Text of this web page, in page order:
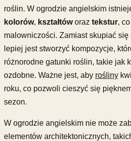
roślin. W ogrodzie angielskim
kolorów, kształtóworaz tekstur,
malowniczości. Zamiast skupiać
lepiej jest stworzyć kompozycje,
różnorodne gatunki roślin, takie jak
ozdobne. Ważne jest, aby rośliny
roku, co pozwoli cieszyć się
sezon.
W ogrodzie angielskim nie może
elementów architektonicznych,